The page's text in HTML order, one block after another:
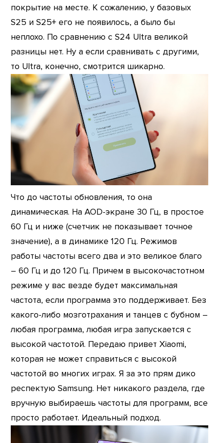
покрытие на месте. К сожалению, у базовых
S25 и S25+ его не появилось, а было бы
неплохо. По сравнению с S24 Ultra великой
разницы нет. Ну а если сравнивать с другими,
то Ultra, конечно, смотрится шикарно.
Что до частоты обновления, то она
динамическая. На AOD-экране 30 Гц, в простое
60 Гц и ниже (счетчик не показывает точное
значение), а в динамике 120 Гц. Режимов
работы частоты всего два и это великое благо
– 60 Гц и до 120 Гц. Причем в высокочастотном
режиме у вас везде будет максимальная
частота, если программа это поддерживает. Без
какого-либо мозготрахания и танцев с бубном –
любая программа, любая игра запускается с
высокой частотой. Передаю привет Xiaomi,
которая не может справиться с высокой
частотой во многих играх. Я за это прям дико
респектую Samsung. Нет никакого раздела, где
вручную выбираешь частоты для программ, все
просто работает. Идеальный подход.